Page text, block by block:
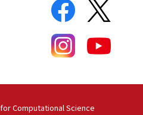
Computational Science